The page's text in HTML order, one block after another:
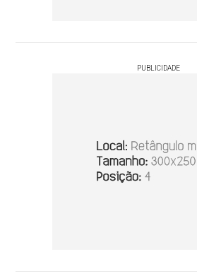
PUBLICIDADE